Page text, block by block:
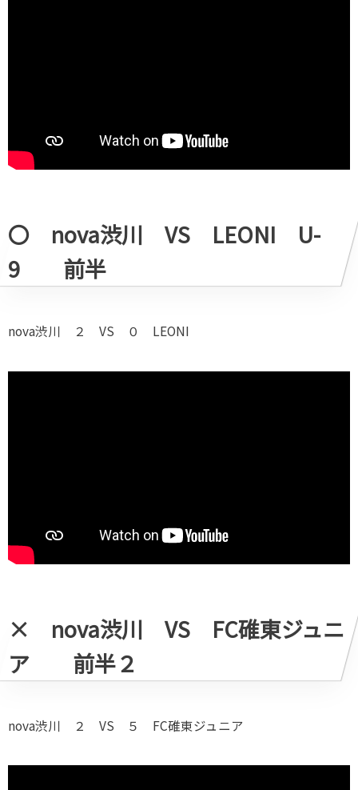
〇 nova渋川 VS LEONI U-
9 前半
nova渋川 ２ VS ０ LEONI
× nova渋川 VS FC碓東ジュニ
ア 前半２
nova渋川 ２ VS ５ FC碓東ジュニア